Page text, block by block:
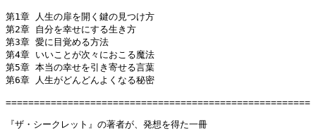
第1章 人生の扉を開く鍵の見つけ方
第2章 自分を幸せにする生き方
第3章 愛に目覚める方法
第4章 いいことが次々におこる魔法
第5章 本当の幸せを引き寄せる言葉
第6章 人生がどんどんよくなる秘密
======================================================
『ザ・シークレット』の著者が、発想を得た一冊